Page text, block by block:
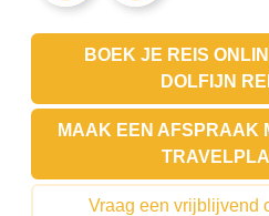
BOEK JE REIS
DOLFIJN
MAAK EEN AFSPRAAK
Vraag een vrijblijvend